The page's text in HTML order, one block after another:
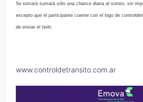
Se tomará sumará sólo una chance diaria al sorteo, sin
excepto que el participante cuente con el logo de
de enviar el twitt.
www.controldetransito.com.ar